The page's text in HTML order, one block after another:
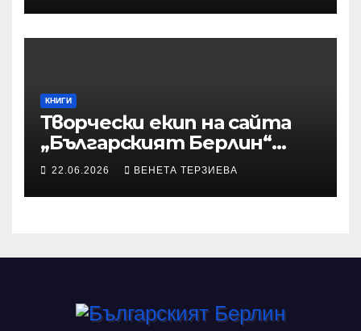
КНИГИ
Творчески екип на сайта
„Българският Берлин“
участва с произведения в
оживява“
22.06.2026 ВЕНЕТА ТЕРЗИЕВА